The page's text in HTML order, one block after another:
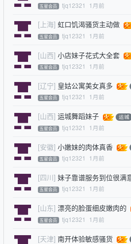
五星会员 tjq12321 1月前
[上海] 虹口饥渴骚货主动做
五星会员 tjq12321 1月前
[山西] 小店妹子花式大全套
五星会员 tjq12321 1月前
[辽宁] 皇姑公寓美女真多
五星会员 tjq12321 1月前
[山西] 运城舞蹈妹子 运城
五星会员 tjq12321 1月前
[安徽] 小嫩妹的肉体真香
五星会员 tjq12321 1月前
[四川] 妹子靠谱服务到位很满
五星会员 tjq12321 1月前
[山东] 漂亮的脸蛋细皮嫩肉的
五星会员 tjq12321 1月前
[天津] 南开体验敏感骚货